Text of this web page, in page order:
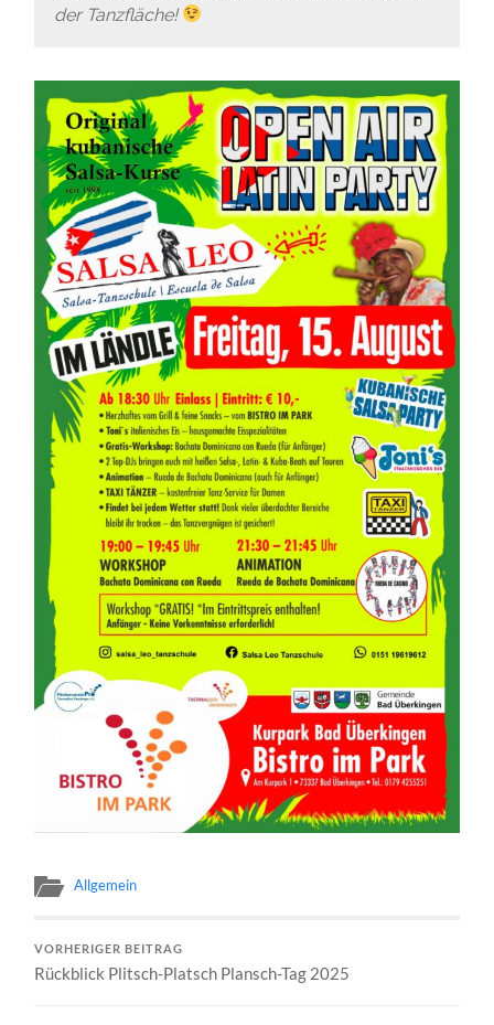
der Tanzfläche!
Allgemein
VORHERIGER BEITRAG
Rückblick Plitsch-Platsch Plansch-Tag 2025